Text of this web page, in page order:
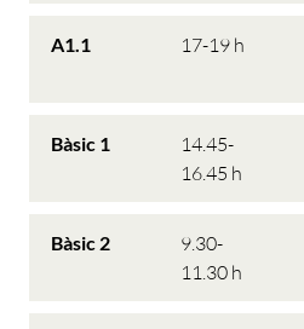
A1.1 17-19 h
Bàsic 1
14.45-
16.45 h
Bàsic 2
9.30-
11.30 h